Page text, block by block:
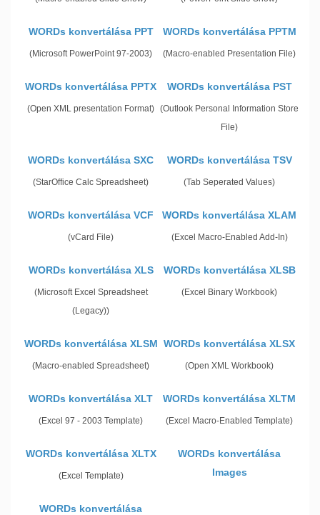
WORDs konvertálása PPT
(Microsoft PowerPoint 97-2003)
WORDs konvertálása PPTM
(Macro-enabled Presentation File)
WORDs konvertálása PPTX
(Open XML presentation Format)
WORDs konvertálása PST
(Outlook Personal Information Store
File)
WORDs konvertálása SXC
(StarOffice Calc Spreadsheet)
WORDs konvertálása TSV
(Tab Seperated Values)
WORDs konvertálása VCF
(vCard File)
WORDs konvertálása XLAM
(Excel Macro-Enabled Add-In)
WORDs konvertálása XLS
(Microsoft Excel Spreadsheet
(Legacy))
WORDs konvertálása XLSB
(Excel Binary Workbook)
WORDs konvertálása XLSM
(Macro-enabled Spreadsheet)
WORDs konvertálása XLSX
(Open XML Workbook)
WORDs konvertálása XLT
(Excel 97 - 2003 Template)
WORDs konvertálása XLTM
(Excel Macro-Enabled Template)
WORDs konvertálása XLTX
(Excel Template)
WORDs konvertálása
Images
WORDs konvertálása